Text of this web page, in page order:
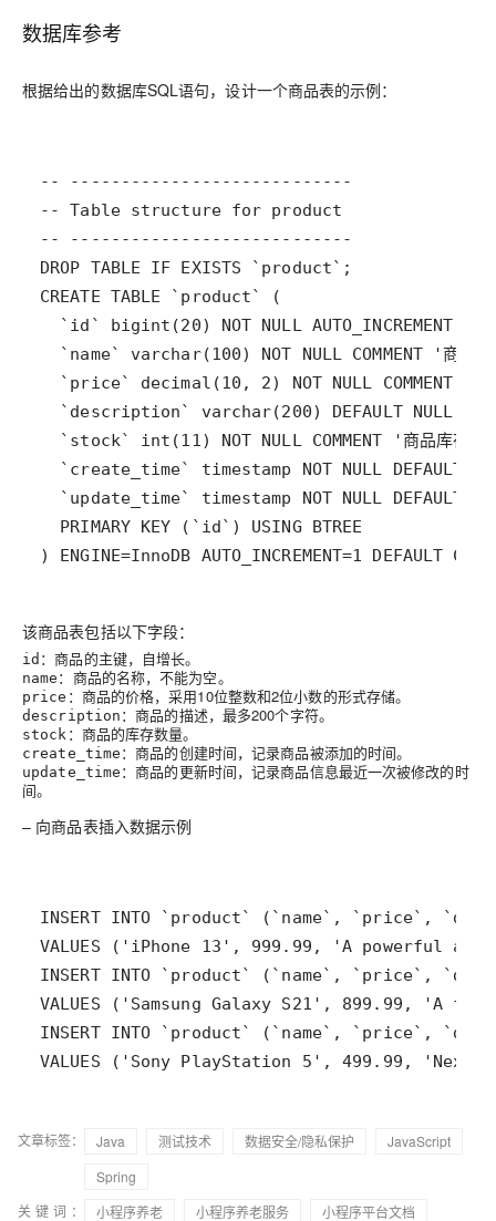
数据库参考
根据给出的数据库SQL语句，设计一个商品表的示例：
) ENGINE=InnoDB AUTO_INCREMENT=1 DEFAULT
该商品表包括以下字段：
id ：商品的主键，自增长。
name ：商品的名称，不能为空。
price ：商品的价格，采用10位整数和2位小数的形式存储。
description ：商品的描述，最多200个字符。
stock ：商品的库存数量。
create_time ：商品的创建时间，记录商品被添加的时间。
update_time ：商品的更新时间，记录商品信息最近一次被修改的时
间。
– 向商品表插入数据示例
VALUES ('Sony PlayStation 5', 499.99, 'Next-
文章标签： Java 测试技术 数据安全/隐私保护
JavaScript
Spring
关键词：
小程序养老 小程序养老服务
小程序平台文档